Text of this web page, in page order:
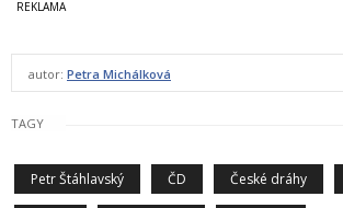
autor: Petra Michálková
TAGY
Petr Štáhlavský ČD České dráhy